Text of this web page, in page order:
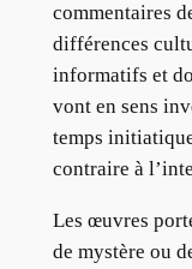
commentaires
différences
informatifs et
vont en sens
temps
contraire à
Les œuvres
de mystère ou